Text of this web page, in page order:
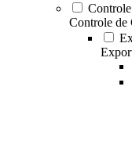
Controle de